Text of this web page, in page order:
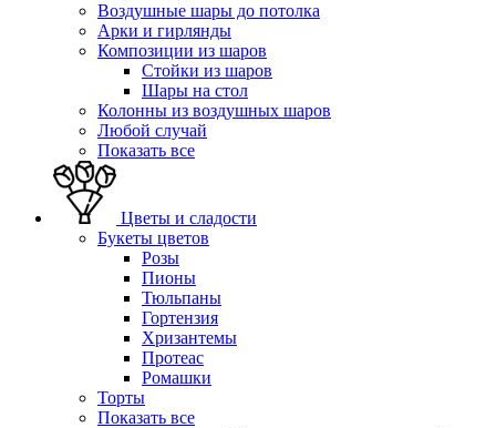
Воздушные шары до потолка
Арки и гирлянды
Композиции из шаров
Стойки из шаров
Шары на стол
Колонны из воздушных шаров
Любой случай
Показать все
Цветы и сладости
Букеты цветов
Розы
Пионы
Тюльпаны
Гортензия
Хризантемы
Протеас
Ромашки
Торты
Показать все